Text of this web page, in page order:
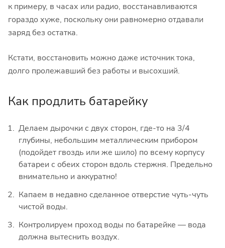
к примеру, в часах или радио, восстанавливаются
гораздо хуже, поскольку они равномерно отдавали
заряд без остатка.
Кстати, восстановить можно даже источник тока,
долго пролежавший без работы и высохший.
Как продлить батарейку
Делаем дырочки с двух сторон, где-то на 3/4
глубины, небольшим металлическим прибором
(подойдет гвоздь или же шило) по всему корпусу
батареи с обеих сторон вдоль стержня. Предельно
внимательно и аккуратно!
Капаем в недавно сделанное отверстие чуть-чуть
чистой воды.
Контролируем проход воды по батарейке — вода
должна вытеснить воздух.